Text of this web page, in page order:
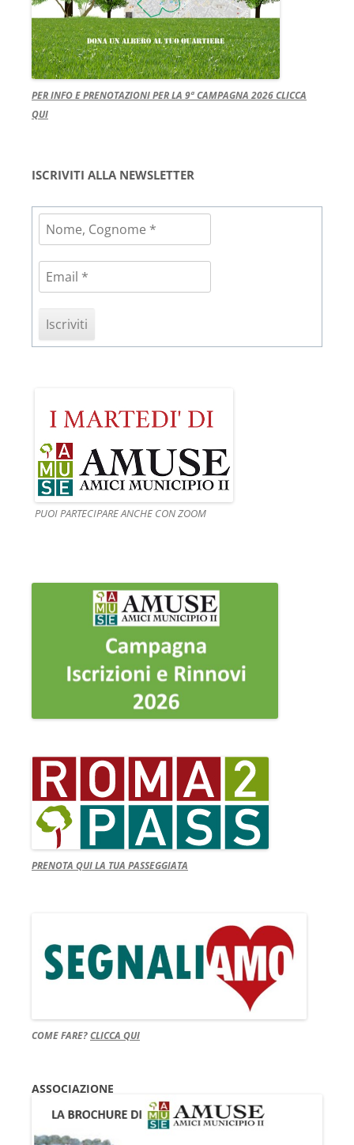
PER INFO E PRENOTAZIONI PER LA 9ª CAMPAGNA 2026 CLICCA
QUI
ISCRIVITI ALLA NEWSLETTER
PUOI PARTECIPARE ANCHE CON ZOOM
PRENOTA QUI LA TUA PASSEGGIATA
COME FARE?CLICCA QUI
ASSOCIAZIONE